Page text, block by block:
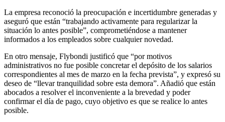
La empresa reconoció la preocupación e incertidumbre generadas y
aseguró que están “trabajando activamente para regularizar la
situación lo antes posible”, comprometiéndose a mantener
informados a los empleados sobre cualquier novedad.
En otro mensaje, Flybondi justificó que “por motivos
administrativos no fue posible concretar el depósito de los salarios
correspondientes al mes de marzo en la fecha prevista”, y expresó su
deseo de “llevar tranquilidad sobre esta demora”. Añadió que están
abocados a resolver el inconveniente a la brevedad y poder
confirmar el día de pago, cuyo objetivo es que se realice lo antes
posible.